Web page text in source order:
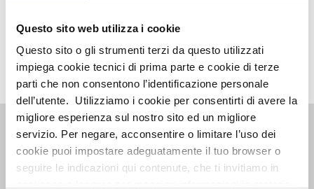
Questo sito web utilizza i cookie
Questo sito o gli strumenti terzi da questo utilizzati
impiega cookie tecnici di prima parte e cookie di terze
parti che non consentono l’identificazione personale
dell’utente. Utilizziamo i cookie per consentirti di avere la
migliore esperienza sul nostro sito ed un migliore
servizio. Per negare, acconsentire o limitare l’uso dei
cookie puoi impostare adeguatamente il tuo browser o
seguire le indicazioni qui contenute, che ti invitiamo in